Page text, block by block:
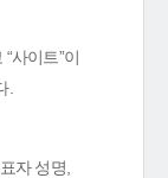
사이트”이
.
자 성명,